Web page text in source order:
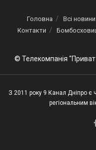
Головна Всі новини
Контакти
© Телекомпанія
З 2011 року 9 Канал Дніпро є
регіональним